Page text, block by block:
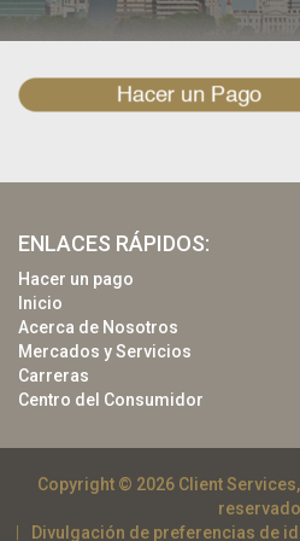
ENLACES RÁPIDOS:
Hacer un pago
Inicio
Acerca de Nosotros
Mercados y Servicios
Carreras
Centro del Consumidor
Copyright © 2026 Client
Divulgación de preferencias de